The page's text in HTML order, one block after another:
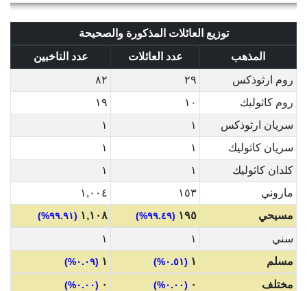
توزيع العائلات المذكورة والصحيحة
المذهب
عدد العائلات
عدد الناخبين
روم ارثوذكس
٢٩
٨٢
روم كاثوليك
١٠
١٩
سريان ارثوذكس
١
١
سريان كاثوليك
١
١
كلدان كاثوليك
١
١
ماروني
١٥٣
١,٠٠٤
مسيحي
١٩٥ (٩٩.٤٩%) ١,١٠٨ (٩٩.٩١%)
سني ١
١
مسلم
١ (٠.٥١%) ١ (٠.٠٩%)
مختلف ٠ (٠.٠٠%) ٠ (٠.٠٠%)